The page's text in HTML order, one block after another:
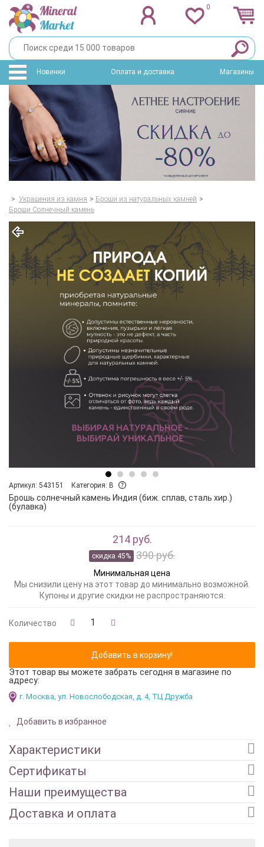
0
Новинки Оплата и доставка Магазины
> Украшения из камня > Броши из натуральных камней >
Броши Солнечный камень
Артикул: 543151 Категория: B
Брошь солнечный камень Индия (биж. сплав, сталь хир.)
(булавка)
214 руб.
скидка 45% 390 руб.
Минимальная цена
Мы снизили цену на этот товар до минимально возможной.
Купоны и другие скидки не распространяются.
Количество
Этот товар вы можете забрать сегодня в магазине по
адресу:
г. Москва, ул. Новослободская, д. 4, ТЦ Дружба
Добавить в избранное
Характеристики
Сертификаты
Наши преимущества
Доставка и оплата